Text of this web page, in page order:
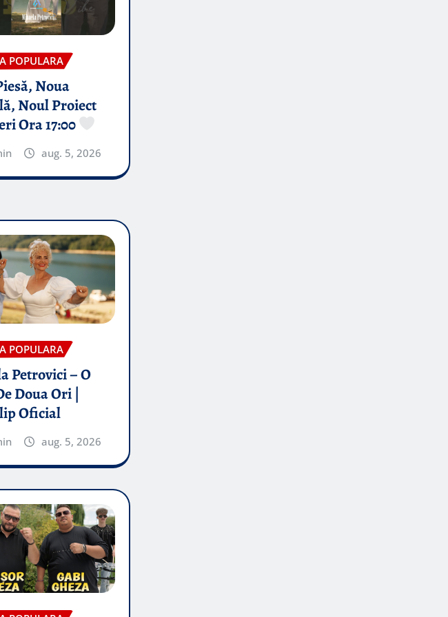
POPULARA
Noua
Noul Proiect
Ora 17:00
aug. 5, 2026
POPULARA
Petrovici – O
Doua Ori |
Oficial
aug. 5, 2026